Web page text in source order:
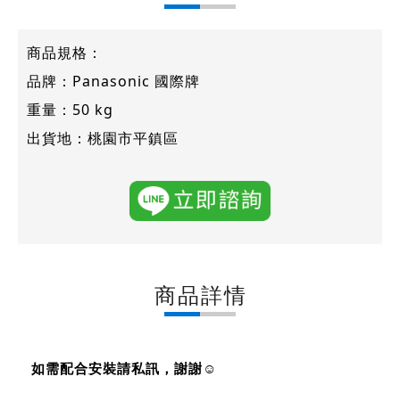
商品規格：
品牌：Panasonic 國際牌
重量：50 kg
出貨地：桃園市平鎮區
商品詳情
如需配合安裝請私訊，謝謝☺